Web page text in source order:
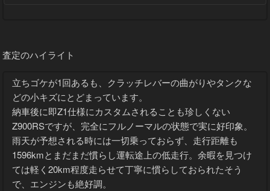
査定のハイライト
立ちゴケが1回あるも、クラッチレバーの曲がりやタンクな
どの小キズにとどまっています。
納車後に即Z1仕様にカスタムされることも珍しくない
Z900RSですが、完全にフルノーマルの状態で実に好印象。
雨天が予想される時には一切乗っておらず、走行距離も
1596kmとまだまだ慣らし運転途上の低走行。余暇を見つけ
ては軽く20km程度走らせて丁寧に慣らしておられたそう
で、エンジンも絶好調。